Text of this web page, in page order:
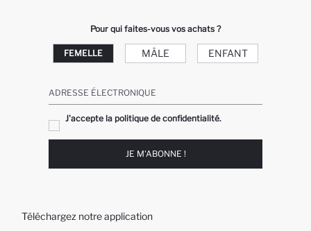
Pour qui faites-vous vos achats ?
FEMELLE MÂLE ENFANT
ADRESSE ÉLECTRONIQUE
J'accepte la politique de confidentialité.
JE M'ABONNE !
Téléchargez notre application